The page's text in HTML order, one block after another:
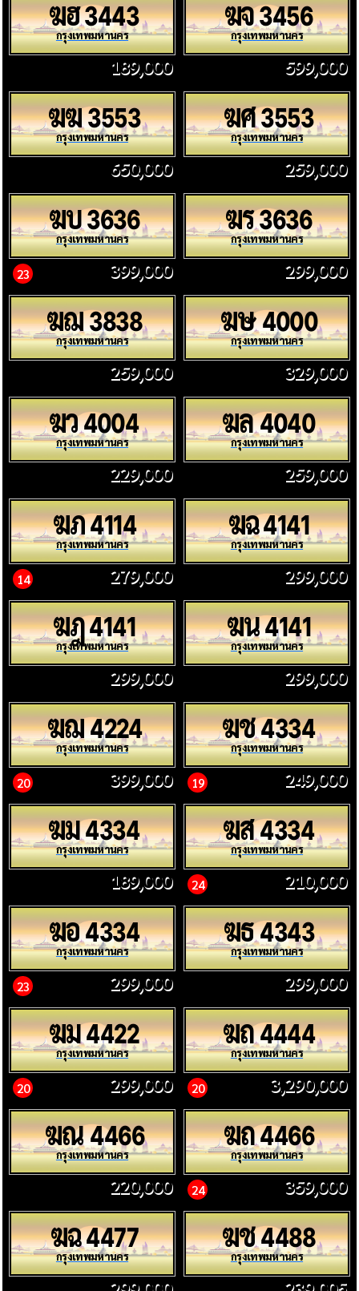
ฆฮ3443
กรุงเทพมหานคร
189,000
ฆจ3456
กรุงเทพมหานคร
599,000
ฆฆ3553
กรุงเทพมหานคร
650,000
ฆศ3553
กรุงเทพมหานคร
259,000
ฆบ3636
กรุงเทพมหานคร
23 399,000
ฆร3636
กรุงเทพมหานคร
299,000
ฆฌ3838
กรุงเทพมหานคร
259,000
ฆษ 4000
กรุงเทพมหานคร
329,000
ฆว4004
กรุงเทพมหานคร
229,000
ฆล4040
กรุงเทพมหานคร
259,000
ฆภ4114
กรุงเทพมหานคร
14 279,000
ฆฉ4141
กรุงเทพมหานคร
299,000
ฆฎ4141
กรุงเทพมหานคร
299,000
ฆน4141
กรุงเทพมหานคร
299,000
ฆฌ4224
กรุงเทพมหานคร
20 399,000
ฆช4334
กรุงเทพมหานคร
19 249,000
ฆม4334
กรุงเทพมหานคร
189,000
ฆส4334
กรุงเทพมหานคร
24 210,000
ฆอ4334
กรุงเทพมหานคร
23 299,000
ฆธ4343
กรุงเทพมหานคร
299,000
ฆม4422
กรุงเทพมหานคร
20 299,000
ฆถ4444
กรุงเทพมหานคร
20 3,290,000
ฆณ 4466
กรุงเทพมหานคร
220,000
ฆถ4466
กรุงเทพมหานคร
24 359,000
ฆฉ4477
กรุงเทพมหานคร
ฆช4488
กรุงเทพมหานคร